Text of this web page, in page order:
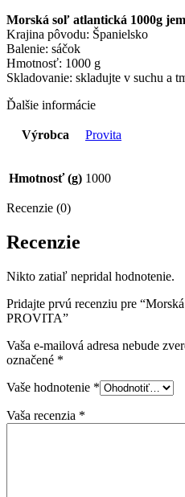
Morská soľ atlantická 1000g
Krajina pôvodu: Španielsko
Balenie: sáčok
Hmotnosť: 1000 g
Skladovanie: skladujte v suchu a
Ďalšie informácie
Výrobca Provita
Hmotnosť (g) 1000
Recenzie (0)
Recenzie
Nikto zatiaľ nepridal hodnotenie.
Pridajte prvú recenziu pre
PROVITA”
Vaša e-mailová adresa nebude
označené *
Vaše hodnotenie *
Vaša recenzia *